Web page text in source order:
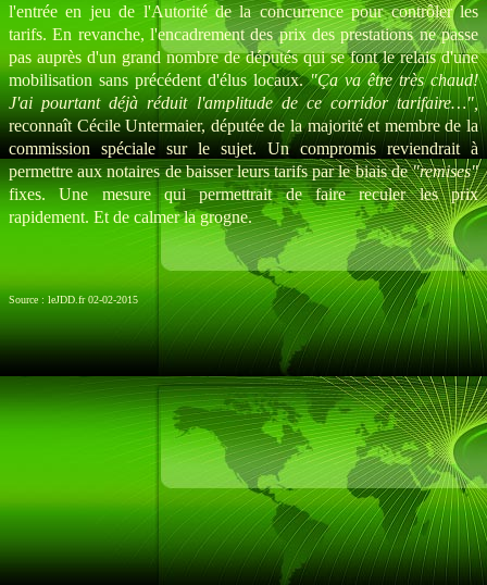
l'entrée en jeu de l'Autorité de la concurrence pour contrôler les
tarifs. En revanche, l'encadrement des prix des prestations ne passe
pas auprès d'un grand nombre de députés qui se font le relais d'une
mobilisation sans précédent d'élus locaux."Ça va être très chaud!
J'ai pourtant déjà réduit l'amplitude de ce corridor tarifaire…",
reconnaît Cécile Untermaier, députée de la majorité et membre de la
commission spéciale sur le sujet. Un compromis reviendrait à
permettre aux notaires de baisser leurs tarifs par le biais de"remises"
fixes. Une mesure qui permettrait de faire reculer les prix
rapidement. Et de calmer la grogne.
Source : leJDD.fr 02-02-2015